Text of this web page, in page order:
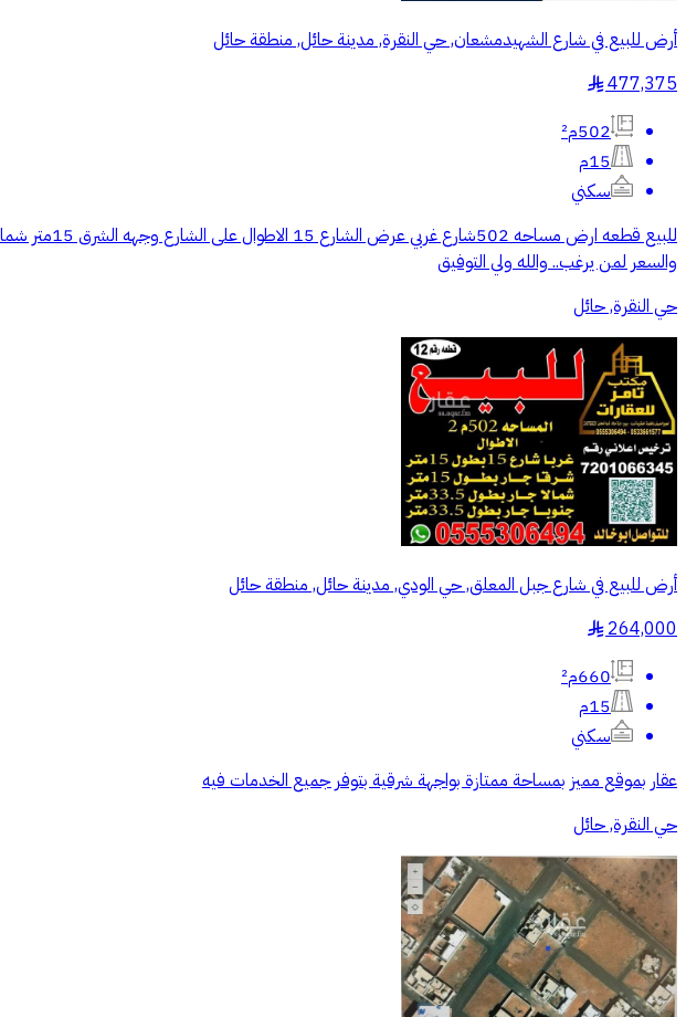
أرض للبيع في شارع الشهيدمشعان, حي النقرة, مدينة حائل, منطقة حائل
477,375
§
502م²
15م
سكني
والسعر لمن يرغب.. والله ولي التوفيق
حي النقرة, حائل
أرض للبيع في شارع جبل المعلق, حي الودي, مدينة حائل, منطقة حائل
264,000
§
660م²
15م
سكني
عقار بموقع مميز بمساحة ممتازة بواجهة شرقية بتوفر جميع الخدمات فيه
حي النقرة, حائل